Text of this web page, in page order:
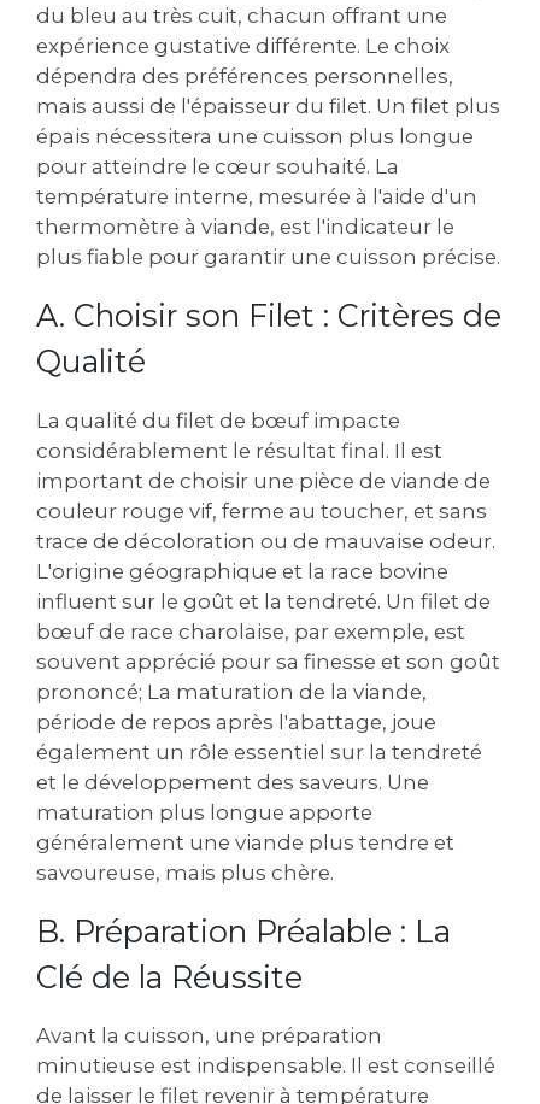
du bleu au très cuit, chacun offrant une
expérience gustative différente. Le choix
dépendra des préférences personnelles,
mais aussi de l'épaisseur du filet. Un filet plus
épais nécessitera une cuisson plus longue
pour atteindre le cœur souhaité. La
température interne, mesurée à l'aide d'un
thermomètre à viande, est l'indicateur le
plus fiable pour garantir une cuisson précise.
A. Choisir son Filet : Critères de
Qualité
La qualité du filet de bœuf impacte
considérablement le résultat final. Il est
important de choisir une pièce de viande de
couleur rouge vif, ferme au toucher, et sans
trace de décoloration ou de mauvaise odeur.
L'origine géographique et la race bovine
influent sur le goût et la tendreté. Un filet de
bœuf de race charolaise, par exemple, est
souvent apprécié pour sa finesse et son goût
prononcé; La maturation de la viande,
période de repos après l'abattage, joue
également un rôle essentiel sur la tendreté
et le développement des saveurs. Une
maturation plus longue apporte
généralement une viande plus tendre et
savoureuse, mais plus chère.
B. Préparation Préalable : La
Clé de la Réussite
Avant la cuisson, une préparation
minutieuse est indispensable. Il est conseillé
de laisser le filet revenir à température